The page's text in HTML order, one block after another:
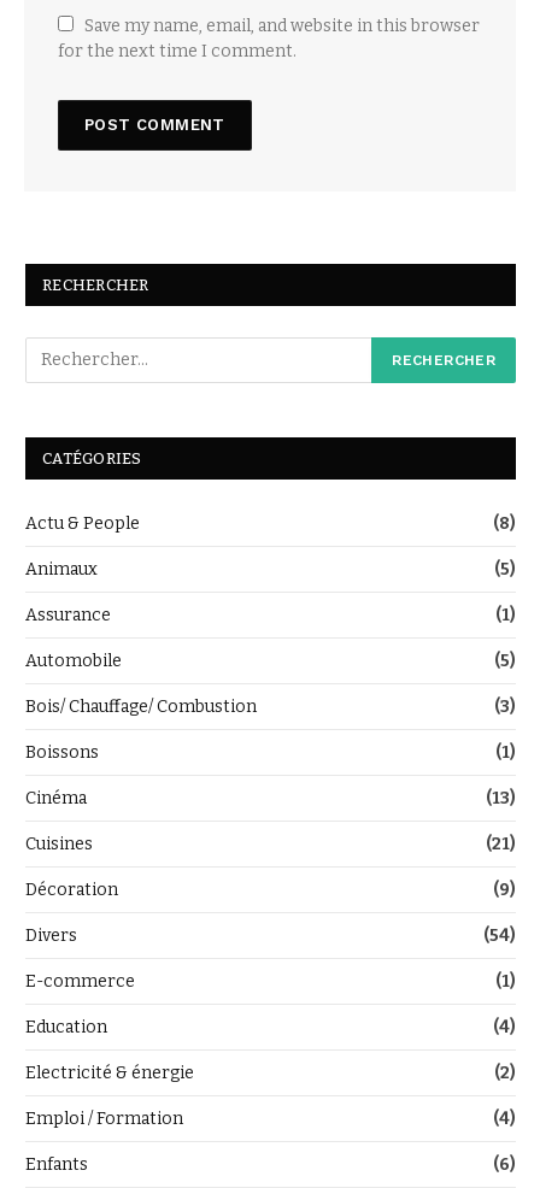
Save my name, email, and website in this browser
for the next time I comment.
RECHERCHER
CATÉGORIES
Actu & People (8)
Animaux (5)
Assurance (1)
Automobile (5)
Bois/ Chauffage/ Combustion (3)
Boissons (1)
Cinéma (13)
Cuisines (21)
Décoration (9)
Divers (54)
E-commerce (1)
Education (4)
Electricité & énergie (2)
Emploi / Formation (4)
Enfants (6)